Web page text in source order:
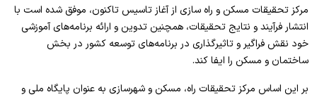
مرکز تحقیقات مسکن و راه سازی از آغاز تاسیس تاکنون، موفق شده است با
انتشار فرآیند و نتایج تحقیقات، همچنین تدوین و ارائه برنامه‌های آموزشی
خود نقش فراگیر و تاثیر‌گذاری در برنامه‌های توسعه کشور در بخش
ساختمان و مسکن را ایفا کند.
بر این اساس مرکز تحقیقات راه، مسکن و شهرسازی به عنوان پایگاه ملی و